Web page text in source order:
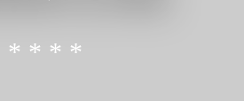
* * * *